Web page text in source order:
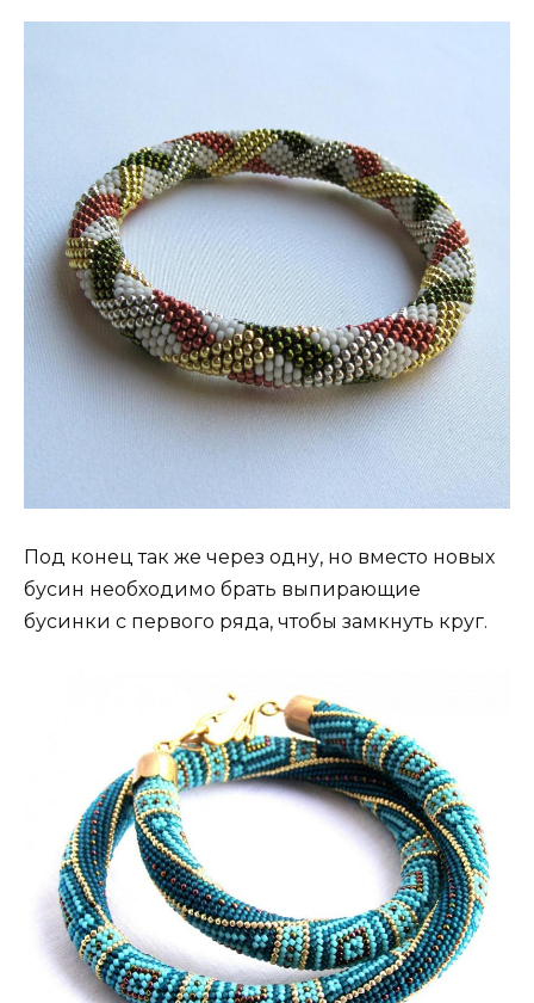
Под конец так же через одну, но вместо новых
бусин необходимо брать выпирающие
бусинки с первого ряда, чтобы замкнуть круг.